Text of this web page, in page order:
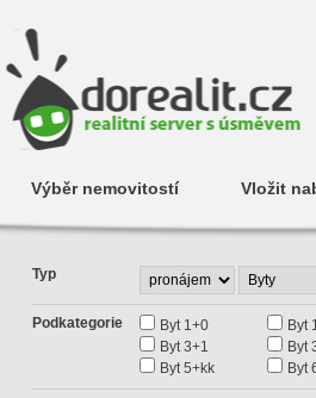
Výběr nemovitostí Vložit
Typ
Podkategorie Byt 1+0 Byt
Byt 3+1
Byt
Byt 5+kk
Byt